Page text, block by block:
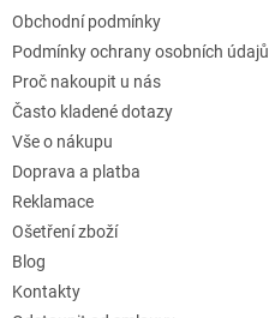
Obchodní podmínky
Podmínky ochrany osobních údajů
Proč nakoupit u nás
Často kladené dotazy
Vše o nákupu
Doprava a platba
Reklamace
Ošetření zboží
Blog
Kontakty